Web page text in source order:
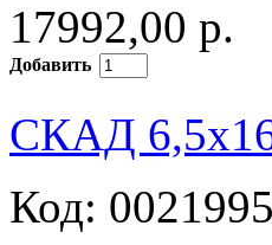
17992,00 р.
Добавить
СКАД
Код: